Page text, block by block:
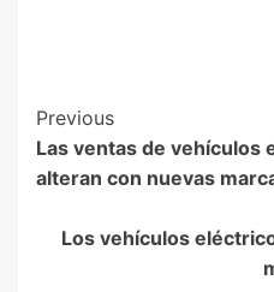
Previous
Las ventas de vehículos
alteran con nuevas
Los vehículos